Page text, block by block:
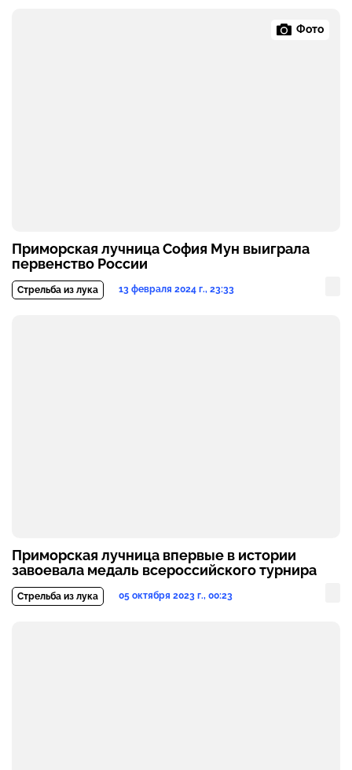
Фото
Приморская лучница София Мун выиграла
первенство России
Стрельба из лука 13 февраля 2024 г., 23:33
Приморская лучница впервые в истории
завоевала медаль всероссийского турнира
Стрельба из лука 05 октября 2023 г., 00:23